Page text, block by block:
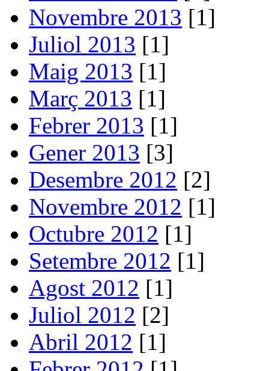
Novembre 2013 [1]
Juliol 2013 [1]
Maig 2013 [1]
Març 2013 [1]
Febrer 2013 [1]
Gener 2013 [3]
Desembre 2012 [2]
Novembre 2012 [1]
Octubre 2012 [1]
Setembre 2012 [1]
Agost 2012 [1]
Juliol 2012 [2]
Abril 2012 [1]